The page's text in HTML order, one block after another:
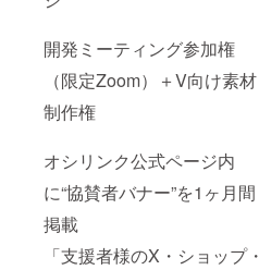
開発ミーティング参加権
（限定Zoom）＋V向け素材
制作権
オシリンク公式ページ内
に“協賛者バナー”を1ヶ月間
掲載
「支援者様のX・ショップ・